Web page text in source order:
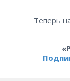
Теперь